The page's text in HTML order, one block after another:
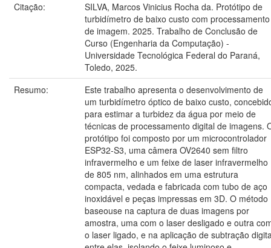
Citação:
SILVA, Marcos Vinicius Rocha da. Protótipo de
turbidímetro de baixo custo com processamento
de imagem. 2025. Trabalho de Conclusão de
Curso (Engenharia da Computação) -
Universidade Tecnológica Federal do Paraná,
Toledo, 2025.
Resumo:
Este trabalho apresenta o desenvolvimento de
um turbidímetro óptico de baixo custo,
para estimar a turbidez da água por meio de
técnicas de processamento digital de imagens.
protótipo foi composto por um microcontrolador
ESP32-S3, uma câmera OV2640 sem filtro
infravermelho e um feixe de laser infravermelho
de 805 nm, alinhados em uma estrutura
compacta, vedada e fabricada com tubo de aço
inoxidável e peças impressas em 3D. O método
baseouse na captura de duas imagens por
amostra, uma com o laser desligado e outra
o laser ligado, e na aplicação de subtração